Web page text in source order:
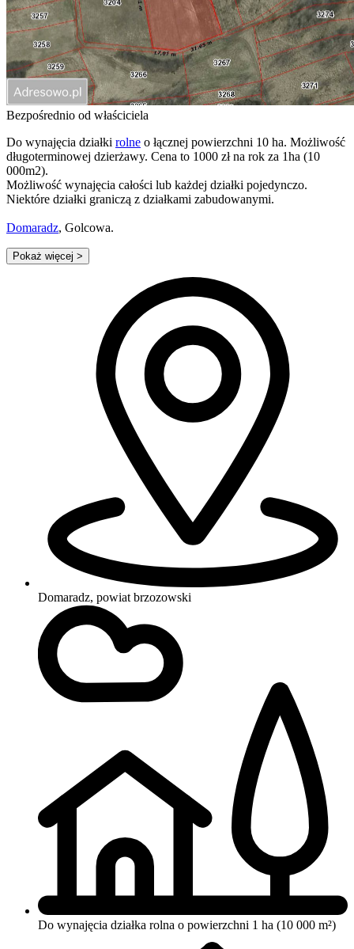
Bezpośrednio od właściciela
Do wynajęcia działki rolne o łącznej powierzchni 10 ha. Możliwość
długoterminowej dzierżawy. Cena to 1000 zł na rok za 1ha (10
000m2).
Możliwość wynajęcia całości lub każdej działki pojedynczo.
Niektóre działki graniczą z działkami zabudowanymi.
Domaradz, Golcowa.
Pokaż więcej >
Domaradz, powiat brzozowski
Do wynajęcia działka rolna o powierzchni 1 ha (10 000 m²)